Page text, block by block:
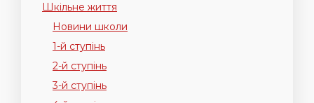
Шкільне життя
Новини школи
1-й ступінь
2-й ступінь
3-й ступінь